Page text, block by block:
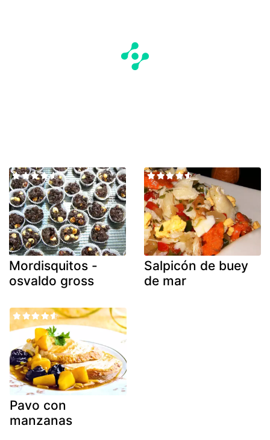
Mordisquitos -
osvaldo gross
Salpicón de buey
de mar
Pavo con
manzanas